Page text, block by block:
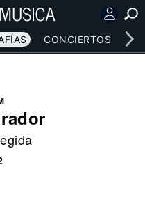
CONCIERTOS